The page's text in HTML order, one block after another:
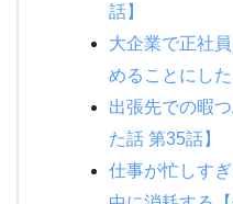
話】
大企業で正社
めることにし
出張先での暇
た話 第35話】
仕事が忙しす